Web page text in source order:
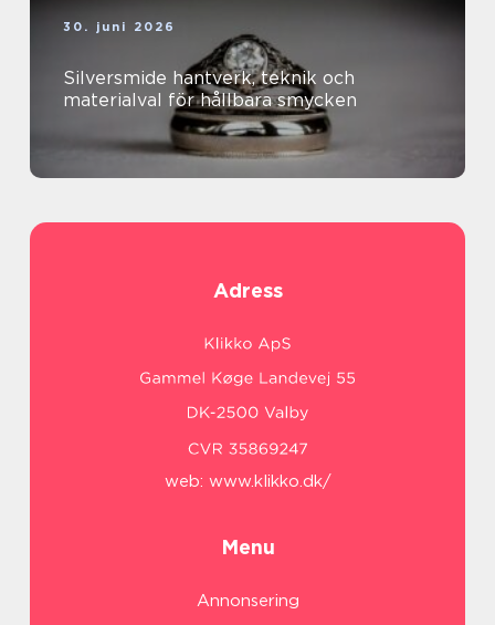
30. juni 2026
Silversmide hantverk, teknik och
materialval för hållbara smycken
Adress
web: www.klikko.dk/
Menu
Annonsering